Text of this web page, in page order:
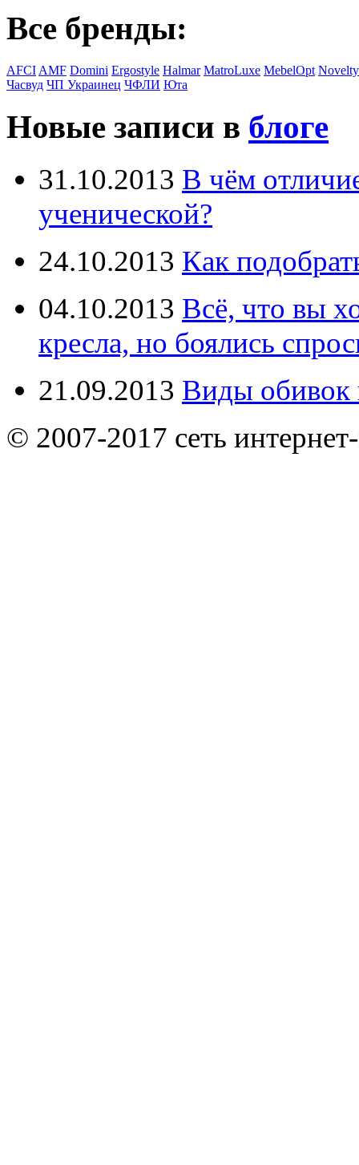
Все бренды:
AFCI AMF Domini Ergostyle Halmar MatroLuxe MebelOpt Novelty
Часвуд ЧП Украинец ЧФЛИ Юта
Новые записи в блоге
31.10.2013 В чём
ученической?
24.10.2013 Как
04.10.2013 Всё, что вы
кресла, но боялись
21.09.2013 Виды обивок
© 2007-2017 сеть